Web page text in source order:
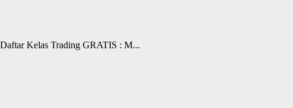
Kelas Trading GRATIS : M...